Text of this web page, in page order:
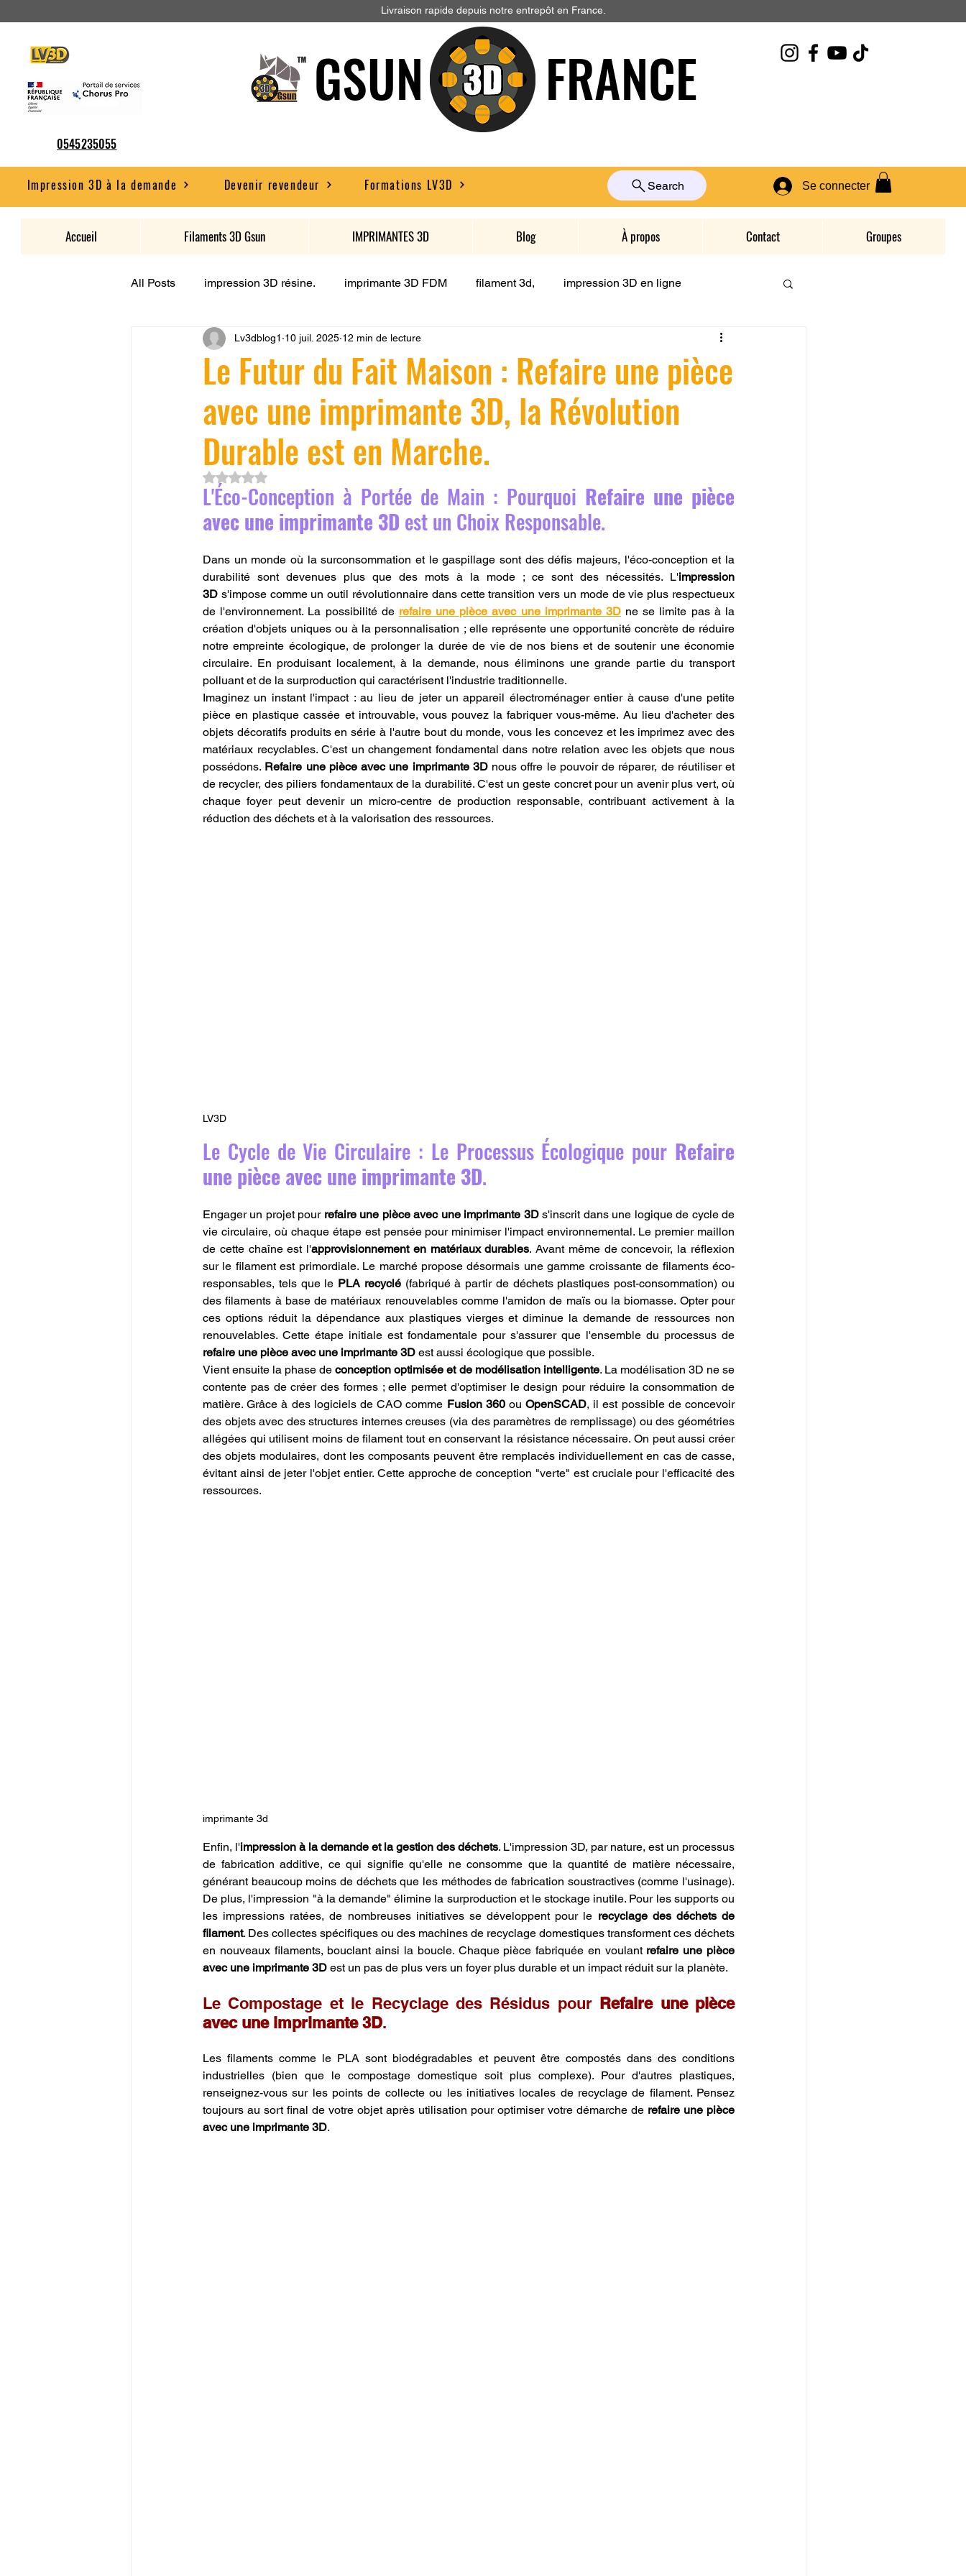
Livraison rapide depuis notre entrepôt en France.
0545235055
GSUN FRANCE
Impression 3D à la demande Devenir revendeur Formations LV3D Se connecter
Search
Accueil Filaments 3D Gsun IMPRIMANTES 3D Blog À propos Contact Groupes
All Posts impression 3D résine. imprimante 3D FDM filament 3d, impression 3D en ligne
CONCESSION LV3D JEU LV3D Formation
Formation à l'impression 3D CPF impression 3D à la demande Formation 3D en ligne.
filament 3D Refaire une piece en 3D Filament PETG
Entretien imprimante 3D postraitement SNAPMAKER CRÉALITY SPARK X I7 CREALITY
Bambu Lab X2D fusion 360 fusion 360 Formation CREALITY PRINT
Le Futur du Fait Maison : Refaire une pièce
avec une imprimante 3D, la Révolution
Durable est en Marche.
Lv3dblog1 10 juil. 2025 12 min de lecture
Noté NaN étoiles sur 5.
L'Éco-Conception à Portée de Main : Pourquoi Refaire une pièce
avec une imprimante 3D est un Choix Responsable.
Dans un monde où la surconsommation et le gaspillage sont des défis majeurs, l'éco-conception et la
durabilité sont devenues plus que des mots à la mode ; ce sont des nécessités. L'impression
3D s'impose comme un outil révolutionnaire dans cette transition vers un mode de vie plus respectueux
de l'environnement. La possibilité de refaire une pièce avec une imprimante 3D ne se limite pas à la
création d'objets uniques ou à la personnalisation ; elle représente une opportunité concrète de réduire
notre empreinte écologique, de prolonger la durée de vie de nos biens et de soutenir une économie
circulaire. En produisant localement, à la demande, nous éliminons une grande partie du transport
polluant et de la surproduction qui caractérisent l'industrie traditionnelle.
Imaginez un instant l'impact : au lieu de jeter un appareil électroménager entier à cause d'une petite
pièce en plastique cassée et introuvable, vous pouvez la fabriquer vous-même. Au lieu d'acheter des
objets décoratifs produits en série à l'autre bout du monde, vous les concevez et les imprimez avec des
matériaux recyclables. C'est un changement fondamental dans notre relation avec les objets que nous
possédons. Refaire une pièce avec une imprimante 3D nous offre le pouvoir de réparer, de réutiliser et
de recycler, des piliers fondamentaux de la durabilité. C'est un geste concret pour un avenir plus vert, où
chaque foyer peut devenir un micro-centre de production responsable, contribuant activement à la
réduction des déchets et à la valorisation des ressources.
LV3D
Le Cycle de Vie Circulaire : Le Processus Écologique pour Refaire
une pièce avec une imprimante 3D.
Engager un projet pour refaire une pièce avec une imprimante 3D s'inscrit dans une logique de cycle de
vie circulaire, où chaque étape est pensée pour minimiser l'impact environnemental. Le premier maillon
de cette chaîne est l'approvisionnement en matériaux durables. Avant même de concevoir, la réflexion
sur le filament est primordiale. Le marché propose désormais une gamme croissante de filaments éco-
responsables, tels que le PLA recyclé (fabriqué à partir de déchets plastiques post-consommation) ou
des filaments à base de matériaux renouvelables comme l'amidon de maïs ou la biomasse. Opter pour
ces options réduit la dépendance aux plastiques vierges et diminue la demande de ressources non
refaire une pièce avec une imprimante 3D est aussi écologique que possible.
Vient ensuite la phase de conception optimisée et de modélisation intelligente. La modélisation 3D ne se
contente pas de créer des formes ; elle permet d'optimiser le design pour réduire la consommation de
matière. Grâce à des logiciels de CAO comme Fusion 360 ou OpenSCAD, il est possible de concevoir
des objets avec des structures internes creuses (via des paramètres de remplissage) ou des géométries
allégées qui utilisent moins de filament tout en conservant la résistance nécessaire. On peut aussi créer
des objets modulaires, dont les composants peuvent être remplacés individuellement en cas de casse,
évitant ainsi de jeter l'objet entier. Cette approche de conception "verte" est cruciale pour l'efficacité des
ressources.
imprimante 3d
Enfin, l'impression à la demande et la gestion des déchets. L'impression 3D, par nature, est un processus
de fabrication additive, ce qui signifie qu'elle ne consomme que la quantité de matière nécessaire,
générant beaucoup moins de déchets que les méthodes de fabrication soustractives (comme l'usinage).
De plus, l'impression "à la demande" élimine la surproduction et le stockage inutile. Pour les supports ou
les impressions ratées, de nombreuses initiatives se développent pour le recyclage des déchets de
filament. Des collectes spécifiques ou des machines de recyclage domestiques transforment ces déchets
en nouveaux filaments, bouclant ainsi la boucle. Chaque pièce fabriquée en voulant refaire une pièce
avec une imprimante 3D est un pas de plus vers un foyer plus durable et un impact réduit sur la planète.
Le Compostage et le Recyclage des Résidus pour Refaire une pièce
avec une imprimante 3D.
Les filaments comme le PLA sont biodégradables et peuvent être compostés dans des conditions
industrielles (bien que le compostage domestique soit plus complexe). Pour d'autres plastiques,
renseignez-vous sur les points de collecte ou les initiatives locales de recyclage de filament. Pensez
toujours au sort final de votre objet après utilisation pour optimiser votre démarche de refaire une pièce
avec une imprimante 3D.